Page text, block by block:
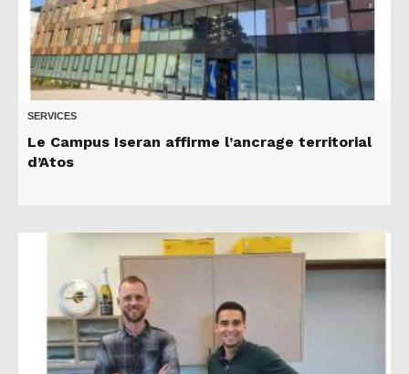
SERVICES
Le Campus Iseran affirme l’ancrage territorial
d’Atos